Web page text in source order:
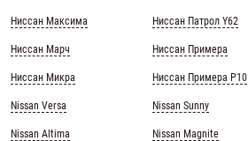
Ниссан Максима
Ниссан Марч
Ниссан Микра
Nissan Versa
Nissan Altima
Ниссан Патрол Y62
Ниссан Примера
Ниссан Примера Р10
Nissan Sunny
Nissan Magnite